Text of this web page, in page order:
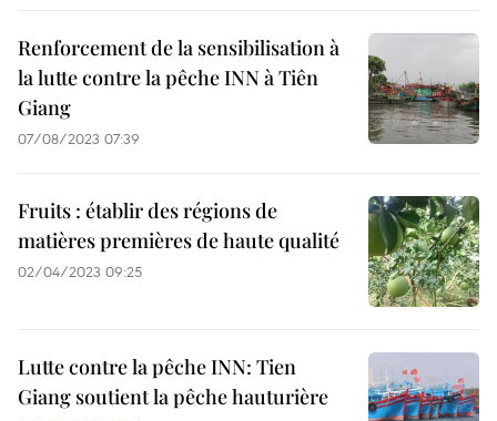
Renforcement de la sensibilisation à
la lutte contre la pêche INN à Tiên
Giang
07/08/2023 07:39
Fruits : établir des régions de
matières premières de haute qualité
02/04/2023 09:25
Lutte contre la pêche INN: Tien
Giang soutient la pêche hauturière